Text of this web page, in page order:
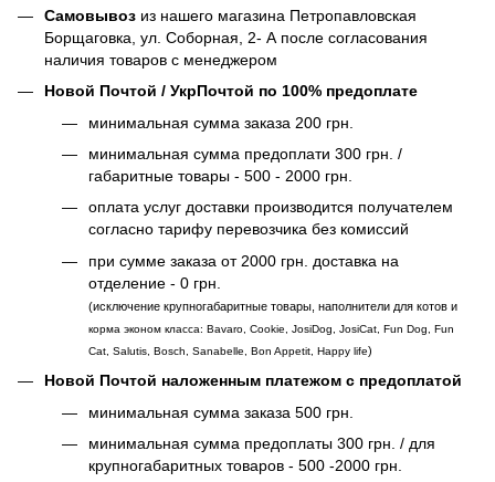
Самовывоз из нашего магазина Петропавловская
Борщаговка, ул. Соборная, 2- А после согласования
наличия товаров с менеджером
Новой Почтой / УкрПочтой по 100% предоплате
минимальная сумма заказа 200 грн.
минимальная сумма предоплати 300 грн. /
габаритные товары - 500 - 2000 грн.
оплата услуг доставки производится получателем
согласно тарифу перевозчика без комиссий
при сумме заказа от 2000 грн. доставка на
отделение - 0 грн.
(исключение крупногабаритные товары, наполнители для котов и
корма эконом класса: Bavaro, Cookie, JosiDog, JosiCat, Fun Dog, Fun
Cat, Salutis, Bosch, Sanabelle, Bon Appetit, Happy life)
Новой Почтой наложенным платежом с предоплатой
минимальная сумма заказа 500 грн.
минимальная сумма предоплаты 300 грн. / для
крупногабаритных товаров - 500 -2000 грн.